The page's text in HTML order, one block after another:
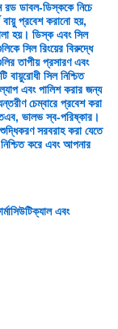
রড ডাবল-ডিস্ককে নিচে
বায়ু প্রবেশ করানো হয়,
হয়। ডিস্ক এবং সিল
সিল রিংয়ের বিরুদ্ধে
তাপীয় প্রসারণ এবং
সিল নিশ্চিত
এবং পালিশ করার জন্য
চেম্বারে প্রবেশ করা
ভালভ স্ব-পরিষ্কার।
সরবরাহ করা যেতে
করে এবং আপনার
এবং